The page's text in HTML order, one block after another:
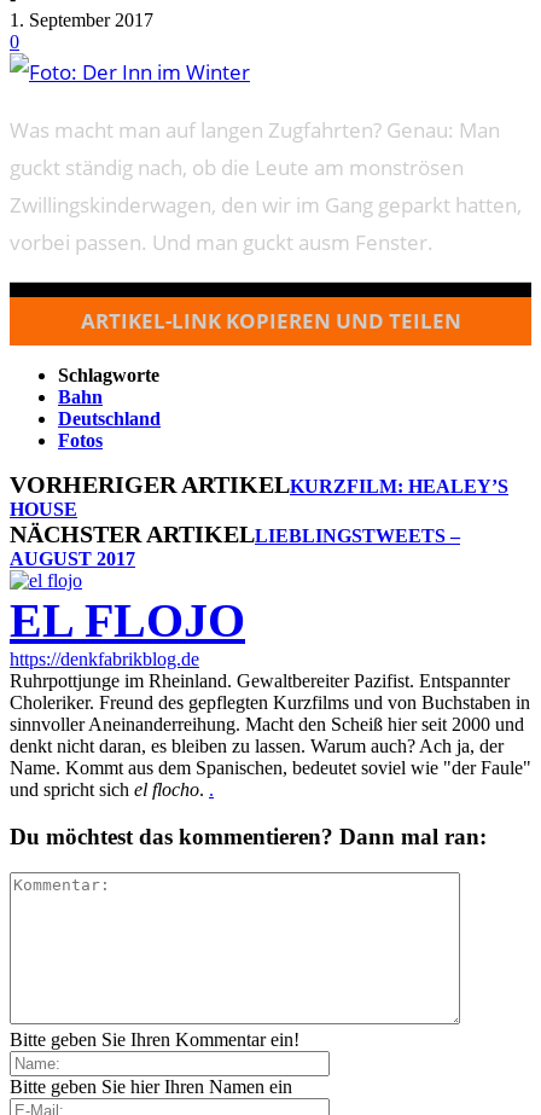
1. September 2017
0
Was macht man auf langen Zugfahrten? Genau: Man
guckt ständig nach, ob die Leute am monströsen
Zwillingskinderwagen, den wir im Gang geparkt hatten,
vorbei passen. Und man guckt ausm Fenster.
ARTIKEL-LINK KOPIEREN UND TEILEN
Schlagworte
Bahn
Deutschland
Fotos
VORHERIGER ARTIKELKURZFILM: HEALEY’S
HOUSE
NÄCHSTER ARTIKELLIEBLINGSTWEETS –
AUGUST 2017
EL FLOJO
https://denkfabrikblog.de
Ruhrpottjunge im Rheinland. Gewaltbereiter Pazifist. Entspannter
Choleriker. Freund des gepflegten Kurzfilms und von Buchstaben in
sinnvoller Aneinanderreihung. Macht den Scheiß hier seit 2000 und
denkt nicht daran, es bleiben zu lassen. Warum auch? Ach ja, der
Name. Kommt aus dem Spanischen, bedeutet soviel wie "der Faule"
und spricht sich el flocho. .
Du möchtest das kommentieren? Dann mal ran:
Bitte geben Sie Ihren Kommentar ein!
Bitte geben Sie hier Ihren Namen ein